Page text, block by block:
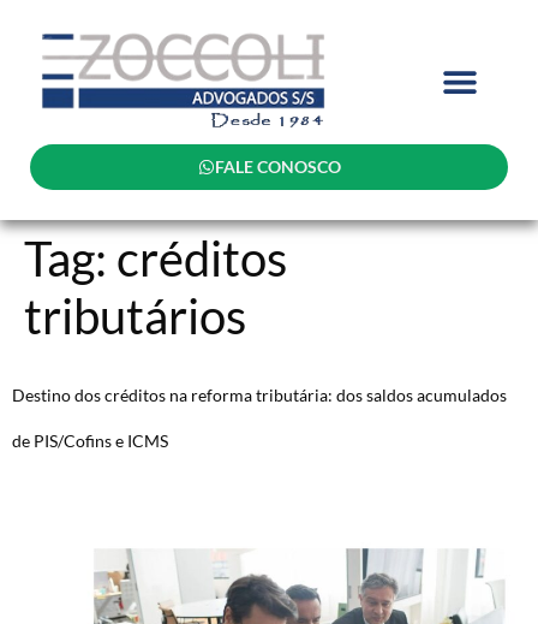
FALE CONOSCO
Tag: créditos
tributários
Destino dos créditos na reforma tributária: dos saldos acumulados
de PIS/Cofins e ICMS